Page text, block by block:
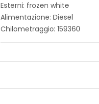
Esterni: frozen white
Alimentazione: Diesel
Chilometraggio: 159360